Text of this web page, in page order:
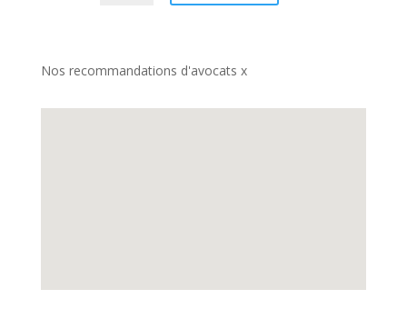
Nos recommandations d'avocats x